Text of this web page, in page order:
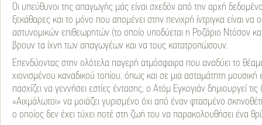
Οι υπεύθυνοι της απαγωγής μάς είναι σχεδόν από την αρχή
ξεκάθαρες και το μόνο που απομένει στην πενιχρή ίντριγκα είναι να
αστυνομικών επιθεωρητών (το οποίο υποδύεται η Ροζάριο Ντόσον
βρουν τα ίχνη των απαγωγέων και να τους κατατροπώσουν.
Επενδύοντας στην ολότελα παγερή ατμόσφαιρα που αναδύει το
χιονισμένου καναδικού τοπίου, όπως και σε μια ασταμάτητη
πασχίζει να γεννήσει εστίες έντασης, ο Ατόμ Εγκογιάν δημιουργεί
«Αιχμάλωτοι» να μοιάζει γυρισμένο όχι από έναν φτασμένο
ο οποίος δεν έχει τύχει ποτέ στη ζωή του να παρακολουθήσει ένα